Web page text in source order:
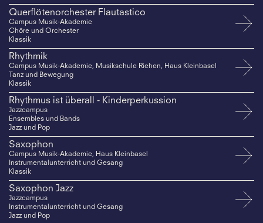
Querflötenorchester Flautastico
Campus Musik-Akademie
Chöre und Orchester
Klassik
Rhythmik
Campus Musik-Akademie, Musikschule Riehen, Haus Kleinbasel
Tanz und Bewegung
Klassik
Rhythmus ist überall - Kinderperkussion
Jazzcampus
Ensembles und Bands
Jazz und Pop
Saxophon
Campus Musik-Akademie, Haus Kleinbasel
Instrumentalunterricht und Gesang
Klassik
Saxophon Jazz
Jazzcampus
Instrumentalunterricht und Gesang
Jazz und Pop